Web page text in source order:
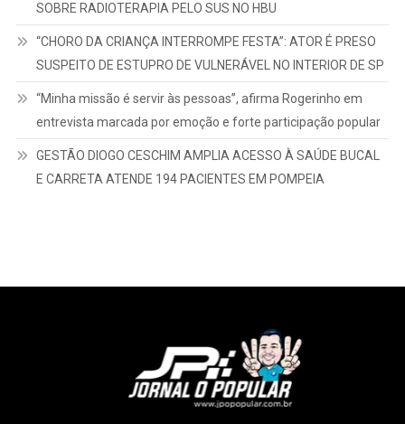
SOBRE RADIOTERAPIA PELO SUS NO HBU
“CHORO DA CRIANÇA INTERROMPE FESTA”: ATOR É PRESO
SUSPEITO DE ESTUPRO DE VULNERÁVEL NO INTERIOR DE SP
“Minha missão é servir às pessoas”, afirma Rogerinho em
entrevista marcada por emoção e forte participação popular
GESTÃO DIOGO CESCHIM AMPLIA ACESSO À SAÚDE BUCAL
E CARRETA ATENDE 194 PACIENTES EM POMPEIA